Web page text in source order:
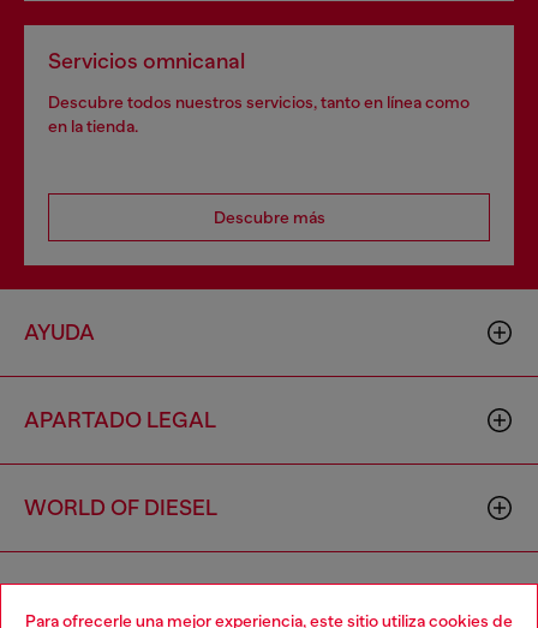
Para ofrecerle una mejor experiencia, este sitio utiliza cookies de
Servicios omnicanal
Descubre todos nuestros servicios, tanto en línea como
en la tienda.
Descubre más
AYUDA
APARTADO LEGAL
WORLD OF DIESEL